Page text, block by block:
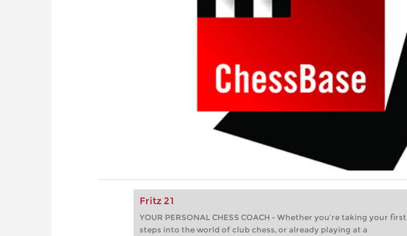
Fritz 21
YOUR PERSONAL CHESS COACH - Whether you’re taking your first
steps into the world of club chess, or already playing at a